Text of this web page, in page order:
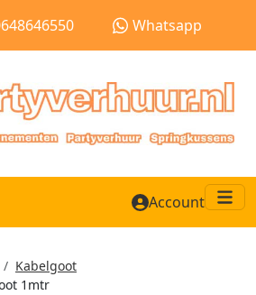
Whatsapp
Account
Kabelgoot
1mtr